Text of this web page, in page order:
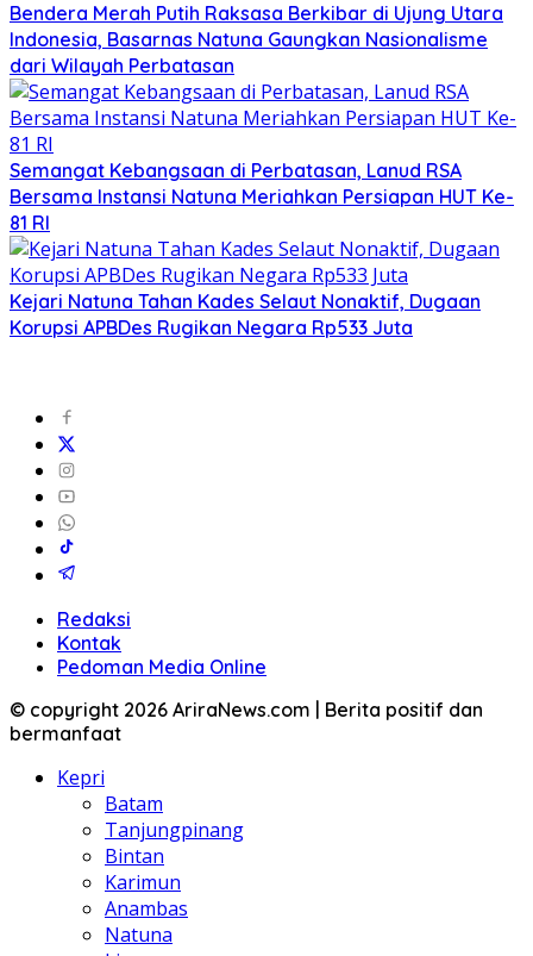
Bendera Merah Putih Raksasa Berkibar di Ujung Utara
Indonesia, Basarnas Natuna Gaungkan Nasionalisme
dari Wilayah Perbatasan
Semangat Kebangsaan di Perbatasan, Lanud RSA
Bersama Instansi Natuna Meriahkan Persiapan HUT Ke-
81 RI
Kejari Natuna Tahan Kades Selaut Nonaktif, Dugaan
Korupsi APBDes Rugikan Negara Rp533 Juta
Redaksi
Kontak
Pedoman Media Online
© copyright 2026 AriraNews.com | Berita positif dan
bermanfaat
Kepri
Batam
Tanjungpinang
Bintan
Karimun
Anambas
Natuna